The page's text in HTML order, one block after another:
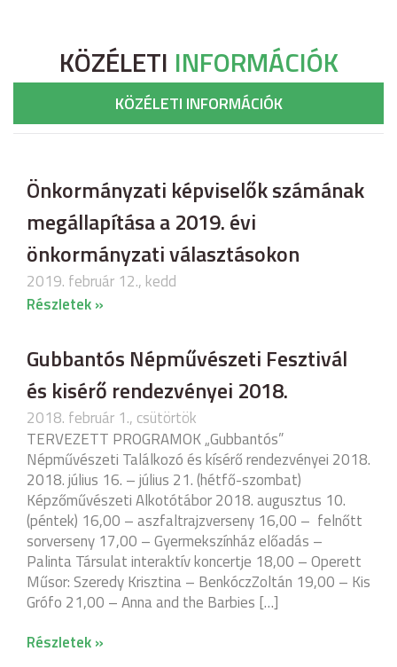
KÖZÉLETI INFORMÁCIÓK
KÖZÉLETI INFORMÁCIÓK
Önkormányzati képviselők számának
megállapítása a 2019. évi
önkormányzati választásokon
2019. február 12., kedd
Részletek »
Gubbantós Népművészeti Fesztivál
és kisérő rendezvényei 2018.
2018. február 1., csütörtök
TERVEZETT PROGRAMOK „Gubbantós”
Népművészeti Találkozó és kísérő rendezvényei 2018.
2018. július 16. – július 21. (hétfő-szombat)
Képzőművészeti Alkotótábor 2018. augusztus 10.
(péntek) 16,00 – aszfaltrajzverseny 16,00 – felnőtt
sorverseny 17,00 – Gyermekszínház előadás –
Palinta Társulat interaktív koncertje 18,00 – Operett
Műsor: Szeredy Krisztina – BenkóczZoltán 19,00 – Kis
Grófo 21,00 – Anna and the Barbies […]
Részletek »